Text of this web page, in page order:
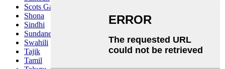
Scots Gaelic
Shona
Sindhi
Sundanese
Swahili
Tajik
Tamil